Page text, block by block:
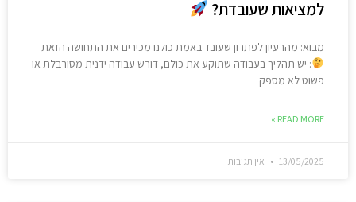
למציאות שעובדת?
מבוא: מהרעיון לפתרון שעובד באמת כולנו מכירים את התחושה הזאת
: יש תהליך בעבודה שתוקע את כולם, דורש עבודה ידנית מסורבלת או
פשוט לא מספק
READ MORE »
13/05/2025 אין תגובות